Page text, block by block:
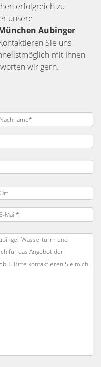
erfolgreich zu
unsere
Aubinger
Sie uns
mit Ihnen
wir gern.